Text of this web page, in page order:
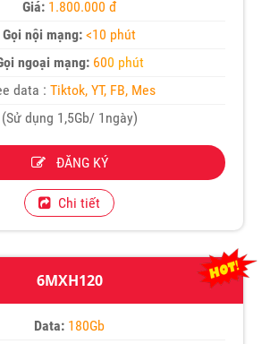
Giá: 1.800.000 đ
Gọi nội mạng: <10 phút
ngoại mạng: 600 phút
data : Tiktok, YT, FB, Mes
(Sử dụng 1,5Gb/ 1ngày)
ĐĂNG KÝ
Chi tiết
6MXH120
Data: 180Gb